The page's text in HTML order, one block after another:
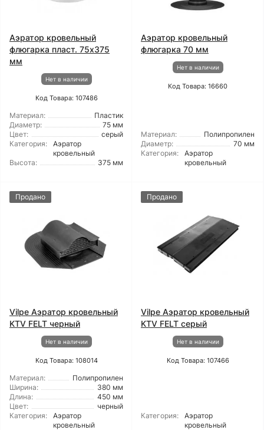
Аэратор кровельный
флюгарка пласт. 75х375
мм
Нет в наличии
Код Товара: 107486
Материал:
Пластик
Диаметр:
75 мм
Цвет:
серый
Категория:
Аэратор
кровельный
Высота:
375 мм
Аэратор кровельный
флюгарка 70 мм
Нет в наличии
Код Товара: 16660
Материал:
Полипропилен
Диаметр:
70 мм
Категория:
Аэратор
кровельный
Продано
Vilpe Аэратор кровельный
KTV FELT черный
Нет в наличии
Код Товара: 108014
Материал:
Полипропилен
Ширина:
380 мм
Длина:
450 мм
Цвет:
черный
Категория:
Аэратор
кровельный
Продано
Vilpe Аэратор кровельный
KTV FELT серый
Нет в наличии
Код Товара: 107466
Категория:
Аэратор
кровельный